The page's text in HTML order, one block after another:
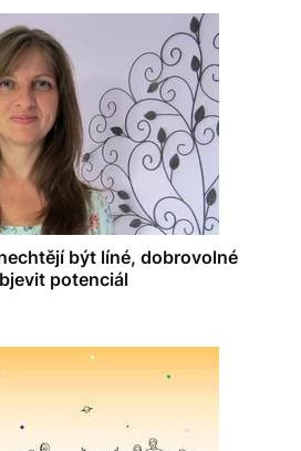
být líné, dobrovolné
potenciál